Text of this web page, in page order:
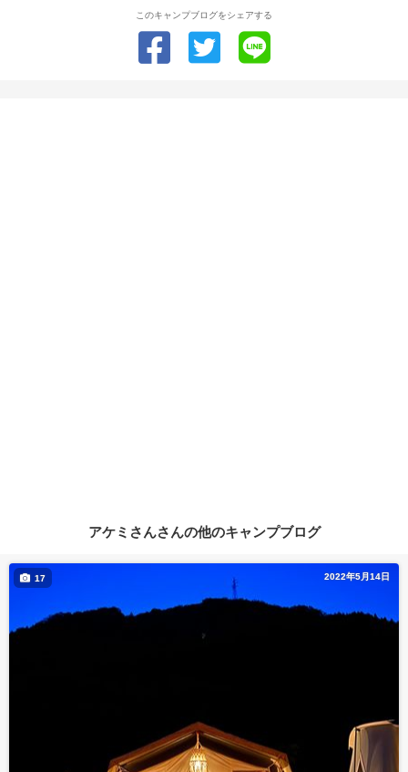
このキャンプブログをシェアする
アケミさんさんの他のキャンプブログ
2022年5月14日
17